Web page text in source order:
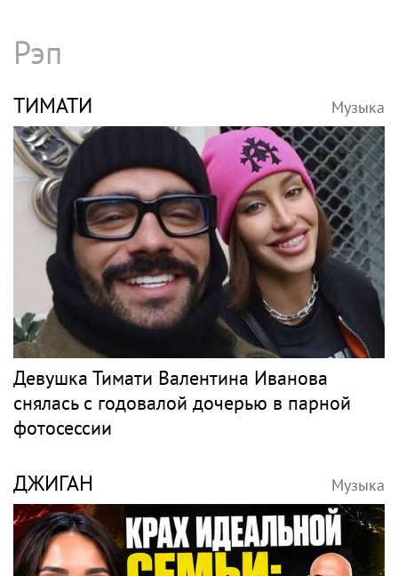
Рэп
ТИМАТИ Музыка
Девушка Тимати Валентина Иванова
снялась с годовалой дочерью в парной
фотосессии
ДЖИГАН Музыка